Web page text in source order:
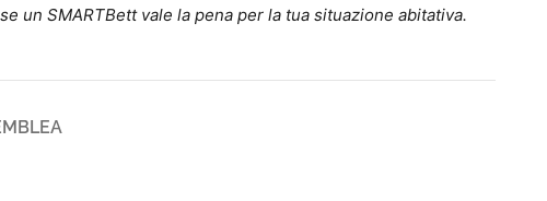
un SMARTBett vale la pena per la tua situazione abitativa.